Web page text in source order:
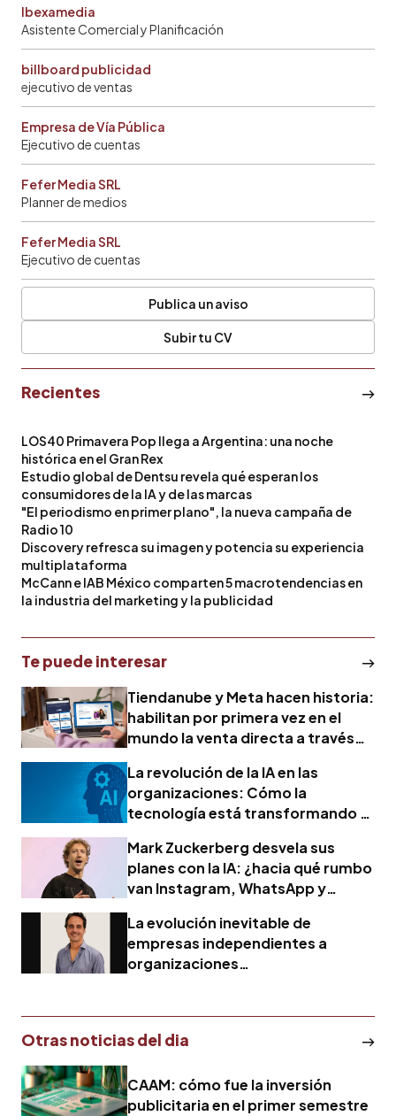
Ibexamedia
Asistente Comercial y Planificación
billboard publicidad
ejecutivo de ventas
Empresa de Vía Pública
Ejecutivo de cuentas
Fefer Media SRL
Planner de medios
Fefer Media SRL
Ejecutivo de cuentas
Publica un aviso
Subir tu CV
Recientes
LOS40 Primavera Pop llega a Argentina: una noche
histórica en el Gran Rex
Estudio global de Dentsu revela qué esperan los
consumidores de la IA y de las marcas
"El periodismo en primer plano", la nueva campaña de
Radio 10
Discovery refresca su imagen y potencia su experiencia
multiplataforma
McCann e IAB México comparten 5 macrotendencias en
la industria del marketing y la publicidad
Te puede interesar
Tiendanube y Meta hacen historia:
habilitan por primera vez en el
mundo la venta directa a través
La revolución de la IA en las
organizaciones: Cómo la
tecnología está transformando el
Mark Zuckerberg desvela sus
planes con la IA: ¿hacia qué rumbo
van Instagram, WhatsApp y
La evolución inevitable de
empresas independientes a
organizaciones
Otras noticias del dia
CAAM: cómo fue la inversión
publicitaria en el primer semestre